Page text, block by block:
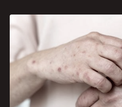
Nesta semana acontece o
Combate e Prevenção da
doença popularmente
que requer ações de
prevenção em todo o